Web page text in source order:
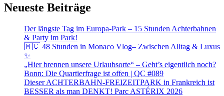
Neueste Beiträge
Der längste Tag im Europa-Park – 15 Stunden Achterbahnen
& Party im Park!
🇲🇨 48 Stunden in Monaco Vlog– Zwischen Alltag & Luxus
✨
„Hier brennen unsere Urlaubsorte“ – Geht’s eigentlich noch?
Bonn: Die Quartierfrage ist offen | QC #089
Dieser ACHTERBAHN-FREIZEITPARK in Frankreich ist
BESSER als man DENKT! Parc ASTÉRIX 2026